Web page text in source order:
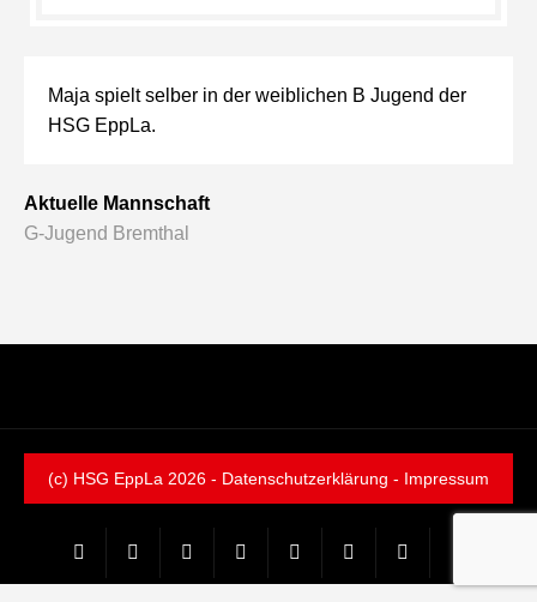
Maja spielt selber in der weiblichen B Jugend der
HSG EppLa.
Aktuelle Mannschaft
G-Jugend Bremthal
(c) HSG EppLa 2026 - Datenschutzerklärung - Impressum